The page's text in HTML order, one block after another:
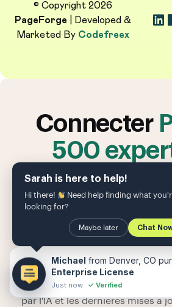
© Copyright 2026
PageForge | Developed &
Marketed By Codefreex
Sarah is here to help!
Hi there!
Need help finding what
looking for?
Maybe later Chat
Michael from Denver, CO
Enterprise License
Just now ✓ Verified
Connecter
500
Recevez directement dans
tactiques de référencement
exclusives, des flux de travail de
par l'IA et les dernières mises à